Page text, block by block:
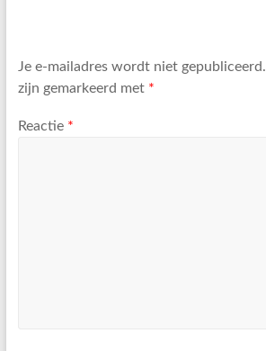
Je e-mailadres wordt niet gepubliceerd.
zijn gemarkeerd met *
Reactie *